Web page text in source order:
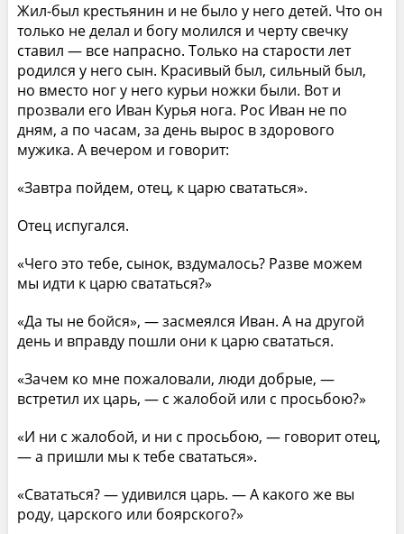
Жил-был крестьянин и не было у него детей. Что он
только не делал и богу молился и черту свечку
ставил — все напрасно. Только на старости лет
родился у него сын. Красивый был, сильный был,
но вместо ног у него курьи ножки были. Вот и
прозвали его Иван Курья нога. Рос Иван не по
дням, а по часам, за день вырос в здорового
мужика. А вечером и говорит:
«Завтра пойдем, отец, к царю свататься».
Отец испугался.
«Чего это тебе, сынок, вздумалось? Разве можем
мы идти к царю свататься?»
«Да ты не бойся», — засмеялся Иван. А на другой
день и вправду пошли они к царю свататься.
«Зачем ко мне пожаловали, люди добрые, —
встретил их царь, — с жалобой или с просьбою?»
«И ни с жалобой, и ни с просьбою, — говорит отец,
— а пришли мы к тебе свататься».
«Свататься? — удивился царь. — А какого же вы
роду, царского или боярского?»